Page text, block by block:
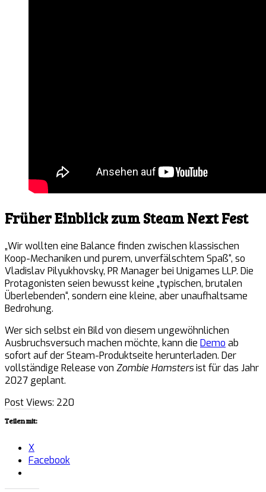
Früher Einblick zum Steam Next Fest
„Wir wollten eine Balance finden zwischen klassischen
Koop-Mechaniken und purem, unverfälschtem Spaß“, so
Vladislav Pilyukhovsky, PR Manager bei Unigames LLP. Die
Protagonisten seien bewusst keine „typischen, brutalen
Überlebenden“, sondern eine kleine, aber unaufhaltsame
Bedrohung.
Wer sich selbst ein Bild von diesem ungewöhnlichen
Ausbruchsversuch machen möchte, kann die Demo ab
sofort auf der Steam-Produktseite herunterladen. Der
vollständige Release von Zombie Hamstersist für das Jahr
2027 geplant.
Post Views: 220
Teilen mit:
X
Facebook